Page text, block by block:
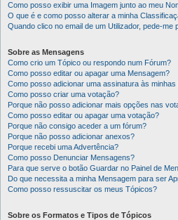
Como posso exibir uma Imagem junto ao meu
O que é e como posso alterar a minha
Quando clico no email de um Utilizador, pede-me
Sobre as Mensagens
Como crio um Tópico ou respondo num Fórum?
Como posso editar ou apagar uma Mensagem?
Como posso adicionar uma assinatura às
Como posso criar uma votação?
Porque não posso adicionar mais opções nas
Como posso editar ou apagar uma votação?
Porque não consigo aceder a um fórum?
Porque não posso adicionar anexos?
Porque recebi uma Advertência?
Como posso Denunciar Mensagens?
Para que serve o botão Guardar no Painel de
Do que necessita a minha Mensagem para ser
Como posso ressuscitar os meus Tópicos?
Sobre os Formatos e Tipos de Tópicos